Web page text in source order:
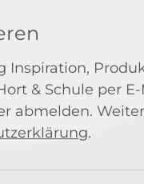
Inspiration,
& Schule per
abmelden.
.